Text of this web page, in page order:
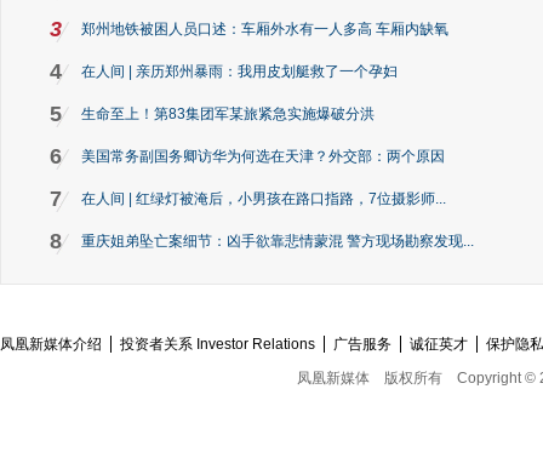
3 郑州地铁被困人员口述：车厢外水有一人多高 车厢内缺氧
4 在人间 | 亲历郑州暴雨：我用皮划艇救了一个孕妇
5 生命至上！第83集团军某旅紧急实施爆破分洪
6 美国常务副国务卿访华为何选在天津？外交部：两个原因
7 在人间 | 红绿灯被淹后，小男孩在路口指路，7位摄影师...
8 重庆姐弟坠亡案细节：凶手欲靠悲情蒙混 警方现场勘察发现...
凤凰新媒体介绍 投资者关系 Investor Relations 广告服务 诚征英才
保护隐
凤凰新媒体
版权所有 Copyright ©